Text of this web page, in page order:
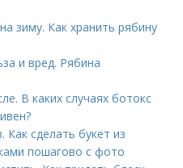
зиму. Как хранить рябину
и вред. Рябина
В каких случаях ботокс
Как сделать букет из
пошагово с фото